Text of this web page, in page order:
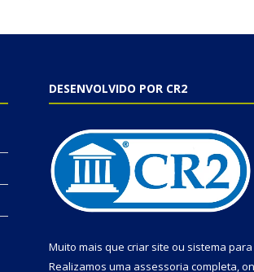
DESENVOLVIDO POR CR2
Muito mais que criar site ou sistema
Realizamos uma assessoria completa,